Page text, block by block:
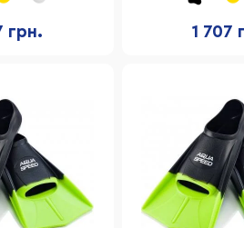
грн. 1 707